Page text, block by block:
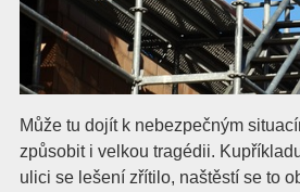
Může tu dojít k nebezpečným
způsobit i velkou tragédii.
ulici se lešení zřítilo, naštěstí se to